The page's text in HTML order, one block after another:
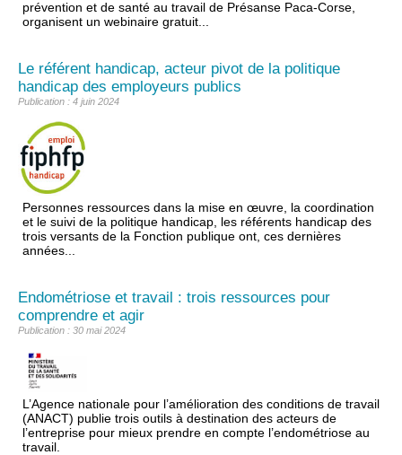
prévention et de santé au travail de Présanse Paca-Corse,
organisent un webinaire gratuit...
Le référent handicap, acteur pivot de la politique
handicap des employeurs publics
Publication : 4 juin 2024
Personnes ressources dans la mise en œuvre, la coordination
et le suivi de la politique handicap, les référents handicap des
trois versants de la Fonction publique ont, ces dernières
années...
Endométriose et travail : trois ressources pour
comprendre et agir
Publication : 30 mai 2024
L’Agence nationale pour l’amélioration des conditions de travail
(ANACT) publie trois outils à destination des acteurs de
l’entreprise pour mieux prendre en compte l’endométriose au
travail.